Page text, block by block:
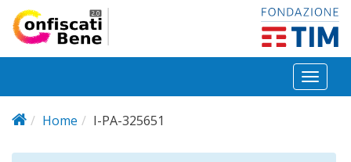
Salta al contenuto principale
Toggle
Home
I-PA-325651